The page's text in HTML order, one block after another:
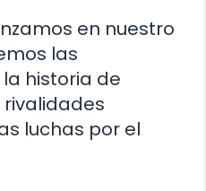
en nuestro
las
historia de
rivalidades
luchas por el